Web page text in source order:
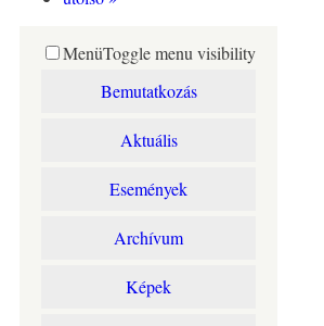
MenüToggle menu visibility
Bemutatkozás
Aktuális
Események
Archívum
Képek